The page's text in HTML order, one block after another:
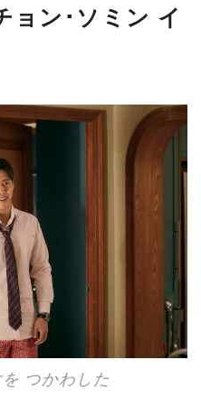
ョン･ソミン イ
つかわした